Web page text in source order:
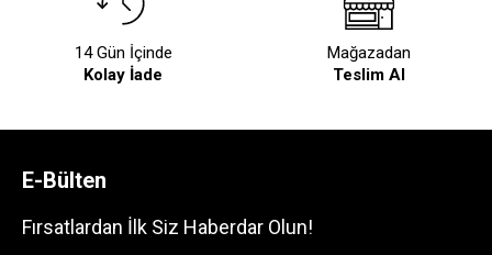
14 Gün İçinde
Kolay İade
Mağazadan
Teslim Al
E-Bülten
Fırsatlardan İlk Siz Haberdar Olun!